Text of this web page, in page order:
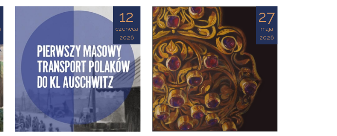
12
czerwca
2026
27
maja
2026